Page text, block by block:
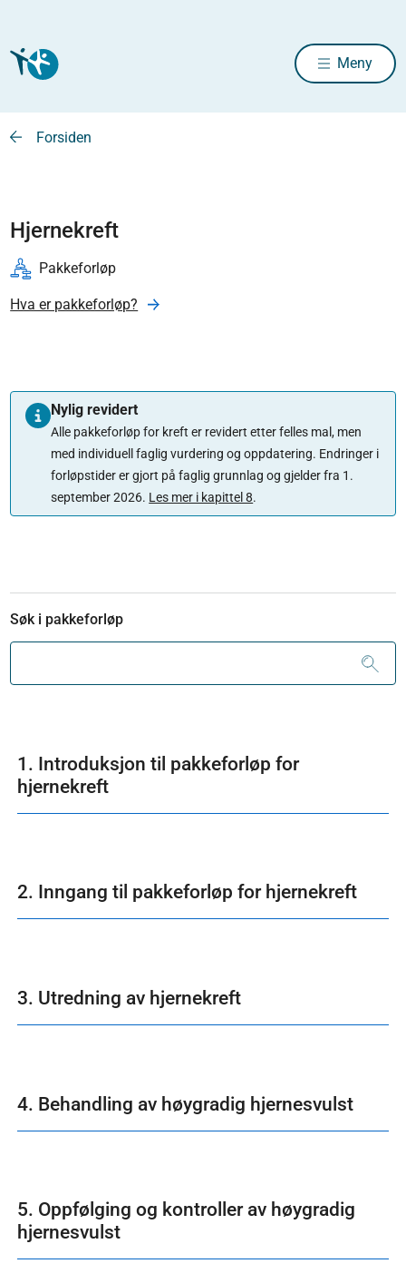
Meny
Forsiden
Hjernekreft
Pakkeforløp
Hva er pakkeforløp?
Nylig revidert
Alle pakkeforløp for kreft er revidert etter felles mal, men
med individuell faglig vurdering og oppdatering. Endringer i
forløpstider er gjort på faglig grunnlag og gjelder fra 1.
september 2026. Les mer i kapittel 8.
Søk i pakkeforløp
1. Introduksjon til pakkeforløp for
hjernekreft
2. Inngang til pakkeforløp for hjernekreft
3. Utredning av hjernekreft
4. Behandling av høygradig hjernesvulst
5. Oppfølging og kontroller av høygradig
hjernesvulst